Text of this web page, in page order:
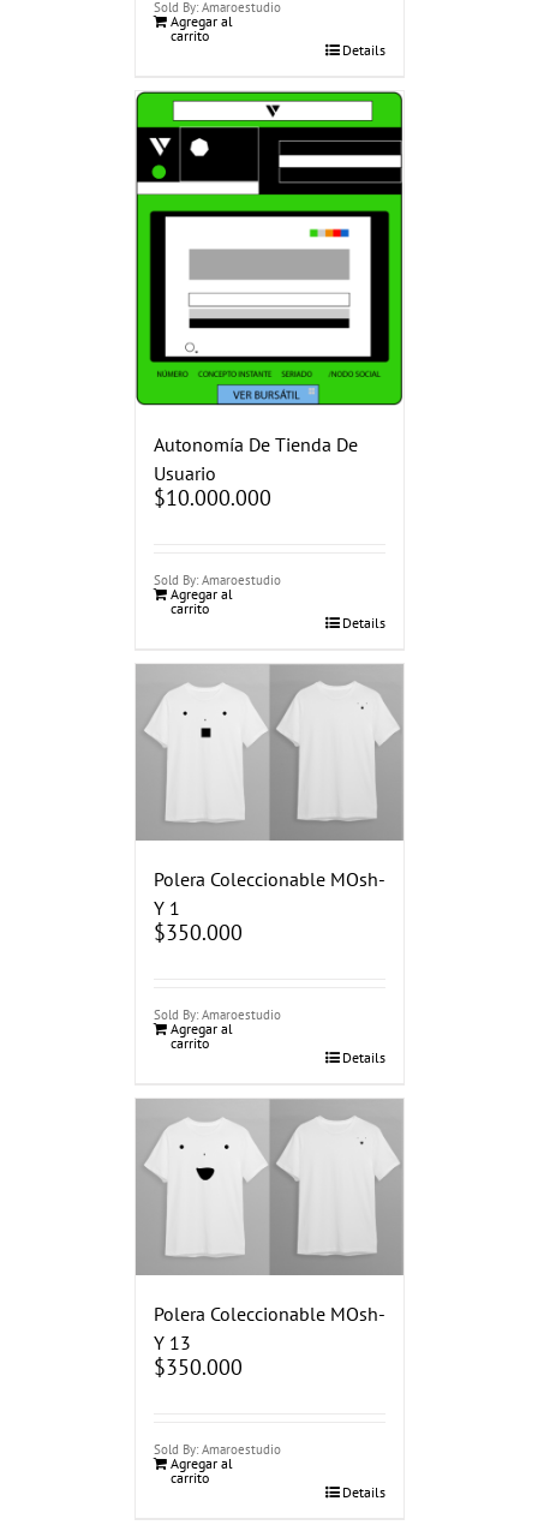
Sold By: Amaroestudio
Agregar al
carrito
Details
Autonomía De Tienda De
Usuario
$10.000.000
Sold By: Amaroestudio
Agregar al
carrito
Details
Polera Coleccionable MOsh-
Y 1
$350.000
Sold By: Amaroestudio
Agregar al
carrito
Details
Polera Coleccionable MOsh-
Y 13
$350.000
Sold By: Amaroestudio
Agregar al
carrito
Details